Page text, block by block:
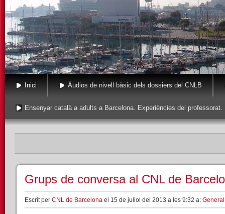
Inici Àudios de nivell bàsic dels dossiers del CNLB
Ensenyar català a adults a Barcelona. Experiències del professorat.
Grups de conversa al CNL de
Escrit per CNL de Barcelona el 15 de juliol del 2013 a les 9:32 a: General